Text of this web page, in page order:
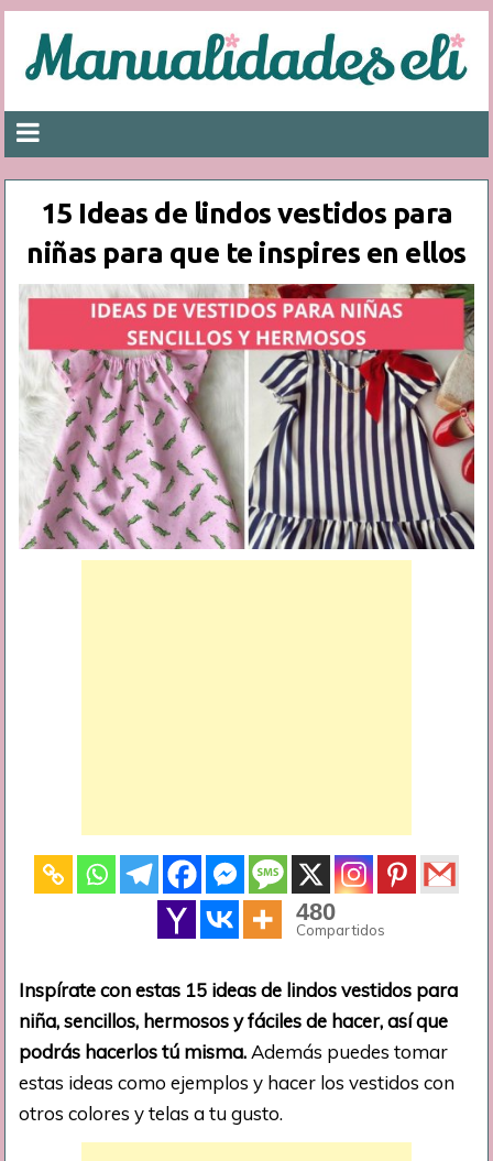
15 Ideas de lindos vestidos para
niñas para que te inspires en ellos
480
Compartidos
Inspírate con estas 15 ideas de lindos vestidos para
niña, sencillos, hermosos y fáciles de hacer, así que
podrás hacerlos tú misma. Además puedes tomar
estas ideas como ejemplos y hacer los vestidos con
otros colores y telas a tu gusto.